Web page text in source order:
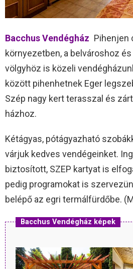
Bacchus Vendégház Pihenjen
környezetben, a belvároshoz
völgyhöz is közeli
között pihenhetnek Eger
Szép nagy kert terasszal és
házhoz.
Kétágyas, pótágyazható
várjuk kedves vendégeinket.
biztosított, SZEP kartyat is
pedig programokat is
belépő az egri termálfürdőbe.
Bacchus Vendégház képek